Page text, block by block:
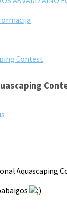
Contest
Aquascaping